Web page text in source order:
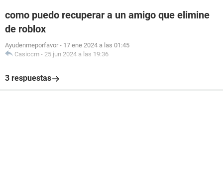
como puedo recuperar a un amigo que elimine
de roblox
Ayudenmeporfavor - 17 ene 2024 a las 01:45
Casiccm - 25 jun 2024 a las 19:36
3 respuestas